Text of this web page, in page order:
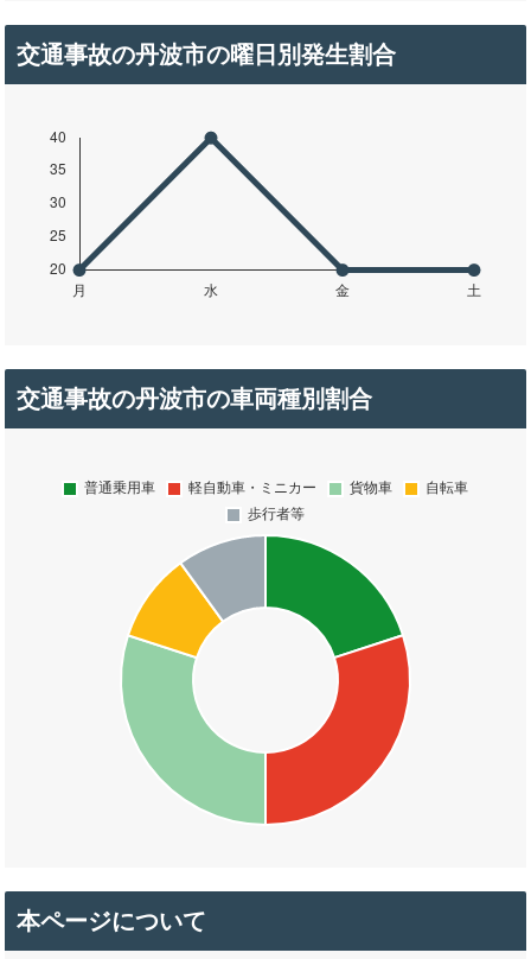
交通事故の丹波市の曜日別発生割合
交通事故の丹波市の車両種別割合
本ページについて